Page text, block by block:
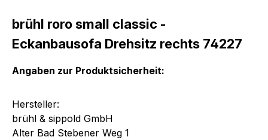
brühl roro small classic -
Eckanbausofa Drehsitz rechts 74227
Angaben zur Produktsicherheit:
Hersteller:
brühl & sippold GmbH
Alter Bad Stebener Weg 1